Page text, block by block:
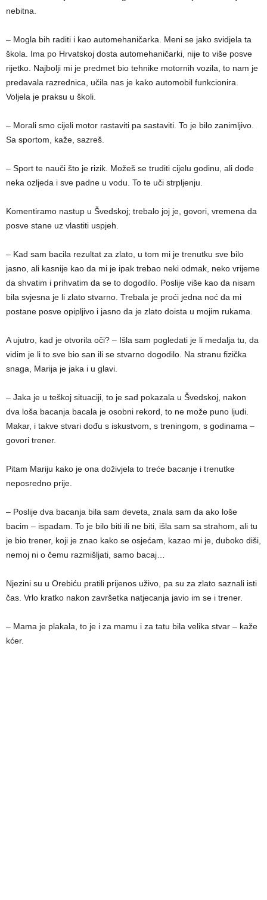
nebitna.
– Mogla bih raditi i kao automehaničarka. Meni se jako svidjela ta
škola. Ima po Hrvatskoj dosta automehaničarki, nije to više posve
rijetko. Najbolji mi je predmet bio tehnike motornih vozila, to nam je
predavala razrednica, učila nas je kako automobil funkcionira.
Voljela je praksu u školi.
– Morali smo cijeli motor rastaviti pa sastaviti. To je bilo zanimljivo.
Sa sportom, kaže, sazreš.
– Sport te nauči što je rizik. Možeš se truditi cijelu godinu, ali dođe
neka ozljeda i sve padne u vodu. To te uči strpljenju.
Komentiramo nastup u Švedskoj; trebalo joj je, govori, vremena da
posve stane uz vlastiti uspjeh.
– Kad sam bacila rezultat za zlato, u tom mi je trenutku sve bilo
jasno, ali kasnije kao da mi je ipak trebao neki odmak, neko vrijeme
da shvatim i prihvatim da se to dogodilo. Poslije više kao da nisam
bila svjesna je li zlato stvarno. Trebala je proći jedna noć da mi
postane posve opipljivo i jasno da je zlato doista u mojim rukama.
A ujutro, kad je otvorila oči? – Išla sam pogledati je li medalja tu, da
vidim je li to sve bio san ili se stvarno dogodilo. Na stranu fizička
snaga, Marija je jaka i u glavi.
– Jaka je u teškoj situaciji, to je sad pokazala u Švedskoj, nakon
dva loša bacanja bacala je osobni rekord, to ne može puno ljudi.
Makar, i takve stvari dođu s iskustvom, s treningom, s godinama –
govori trener.
Pitam Mariju kako je ona doživjela to treće bacanje i trenutke
neposredno prije.
– Poslije dva bacanja bila sam deveta, znala sam da ako loše
bacim – ispadam. To je bilo biti ili ne biti, išla sam sa strahom, ali tu
je bio trener, koji je znao kako se osjećam, kazao mi je, duboko diši,
nemoj ni o čemu razmišljati, samo bacaj…
Njezini su u Orebiću pratili prijenos uživo, pa su za zlato saznali isti
čas. Vrlo kratko nakon završetka natjecanja javio im se i trener.
– Mama je plakala, to je i za mamu i za tatu bila velika stvar – kaže
kćer.